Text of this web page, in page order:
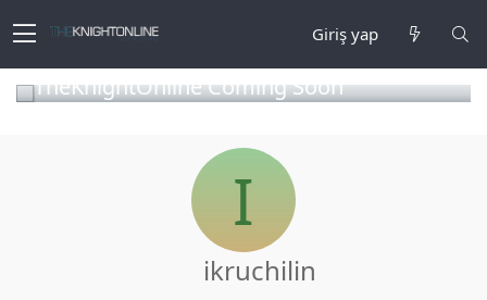
Giriş yap
TheKnightOnline Coming Soon
I
ikruchilin